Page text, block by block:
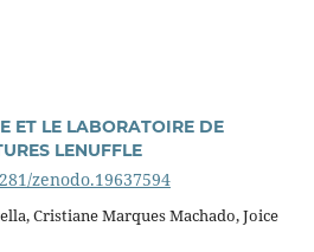
ET LE LABORATOIRE DE
LENUFFLE
zenodo.19637594
Cristiane Marques Machado, Joice